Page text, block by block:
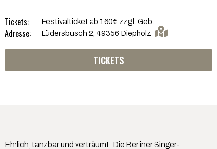
Tickets: Festivalticket ab 160€ zzgl. Geb.
Adresse: Lüdersbusch 2, 49356 Diepholz
TICKETS
Ehrlich, tanzbar und verträumt: Die Berliner Singer-